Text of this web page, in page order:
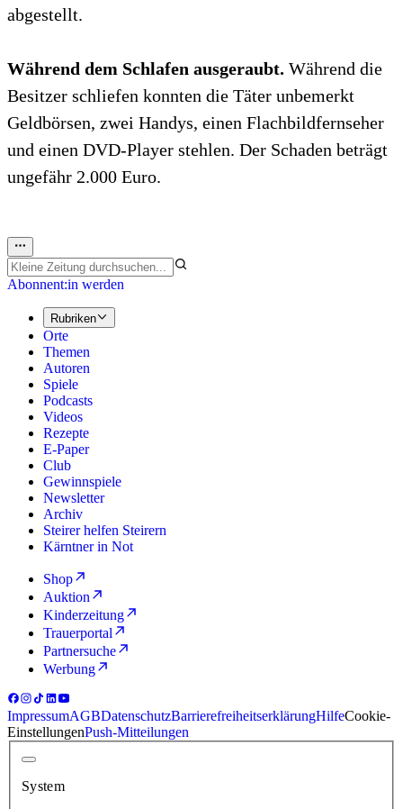
abgestellt.
Während dem Schlafen ausgeraubt. Während die
Besitzer schliefen konnten die Täter unbemerkt
Geldbörsen, zwei Handys, einen Flachbildfernseher
und einen DVD-Player stehlen. Der Schaden beträgt
ungefähr 2.000 Euro.
Abonnent:in werden
Rubriken
Orte
Themen
Autoren
Spiele
Podcasts
Videos
Rezepte
E-Paper
Club
Gewinnspiele
Newsletter
Archiv
Steirer helfen Steirern
Kärntner in Not
Shop
Auktion
Kinderzeitung
Trauerportal
Partnersuche
Werbung
ImpressumAGBDatenschutzBarrierefreiheitserklärungHilfeCookie-
EinstellungenPush-Mitteilungen
System